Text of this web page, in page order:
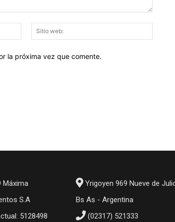
Correo
electrónico:*
web:
la próxima vez que comente.
Máxima
S.A
5128498
Yrigoyen 969 Nueve de
Bs As - Argentina
(02317) 521333